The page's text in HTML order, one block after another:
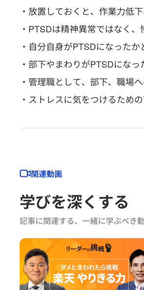
・放置しておくと、作業力低
・PTSDは精神異常ではなく
・自分自身がPTSDになった
・部下やまわりがPTSDにな
・管理職として、部下、職場
・ストレスに気をつけるため
関連動画
学びを深くする
記事に関連する、一緒に学ぶべき